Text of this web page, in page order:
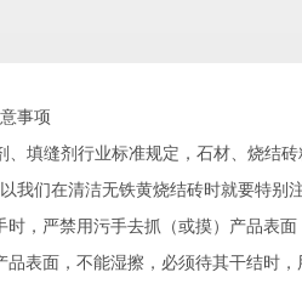
事项
、填缝剂行业标准规定，石材、烧结
我们在清洁无铁黄烧结砖时就要特别注
严禁用污手去抓（或摸）产品表面
面，不能湿擦，必须待其干结时，